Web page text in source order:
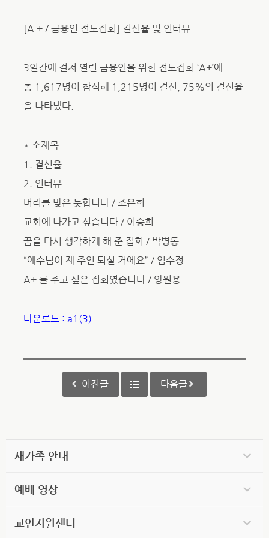
[A + / 금융인 전도집회] 결신율 및 인터뷰
3일간에 걸쳐 열린 금융인을 위한 전도집회 ‘A+’에
총 1,617명이 참석해 1,215명이 결신, 75%의 결신율
을 나타냈다.
* 소제목
1. 결신율
2. 인터뷰
머리를 맞은 듯합니다 / 조은희
교회에 나가고 싶습니다 / 이승희
꿈을 다시 생각하게 해 준 집회 / 박병동
“예수님이 제 주인 되실 거에요” / 임수정
A+ 를 주고 싶은 집회였습니다 / 양원용
다운로드 : a1(3)
이전글 다음글
새가족 안내
예배 영상
교인지원센터